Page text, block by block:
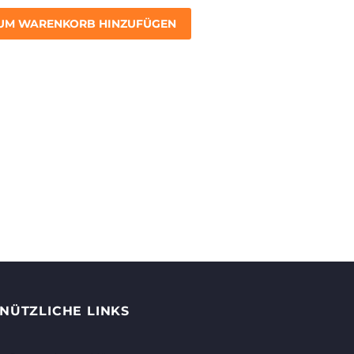
WARENKORB HINZUFÜGEN
NÜTZLICHE LINKS